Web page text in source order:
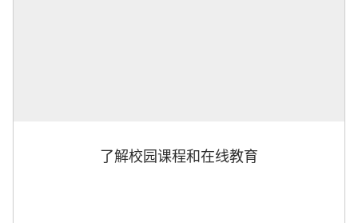
了解校园课程和在线教育